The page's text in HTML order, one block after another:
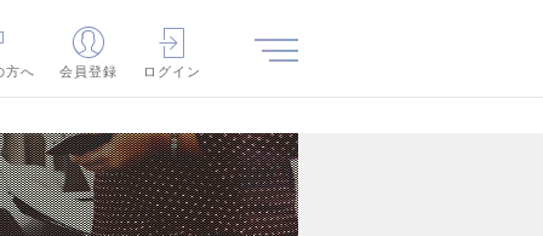
方へ 会員登録 ログイン